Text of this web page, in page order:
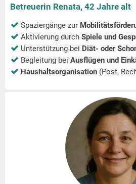
Betreuerin Renata, 42 Jahre alt
Spaziergänge zur
Aktivierung durch Spiele und
Unterstützung bei Diät- oder
Begleitung bei Ausflügen und
Haushaltsorganisation (Post,